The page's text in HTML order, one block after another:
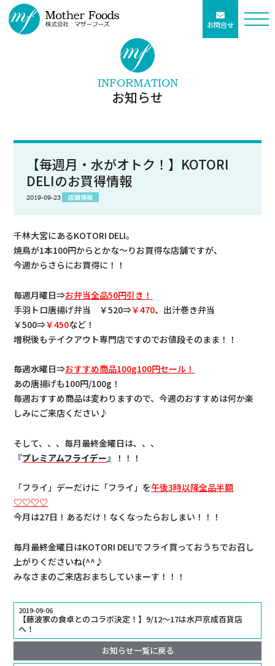
お問合せ
INFORMATION
お知らせ
【毎週月・水がオトク！】KOTORI
DELIのお買得情報
2019-09-23 店舗情報
千林大宮にあるKOTORI DELI。
焼鳥が1本100円からとかな～りお買得な店舗ですが、
今週からさらにお買得に！！
毎週月曜日⇒お弁当全品50円引き！
手羽トロ唐揚げ弁当 ￥520⇒￥470、出汁巻き弁当
￥500⇒￥450など！
増税後もテイクアウト専門店ですのでお値段そのまま！！
毎週水曜日⇒おすすめ商品100g100円セール！
あの唐揚げも100円/100g！
毎週おすすめ商品は変わりますので、今週のおすすめは何か楽
しみにご来店ください♪
そして、、、毎月最終金曜日は、、、
『プレミアムフライデー 』！！！
「フライ」デーだけに「フライ」を午後3時以降全品半額
♡♡♡♡
今月は27日！あるだけ！なくなったらおしまい！！！
毎月最終金曜日はKOTORI DELIでフライ買っておうちでお召し
上がりくださいね(^^♪
みなさまのご来店おまちしていまーす！！！
2019-09-06
【藤波家の食卓とのコラボ決定！】9/12～17は水戸京成百貨店
へ！
お知らせ一覧に戻る